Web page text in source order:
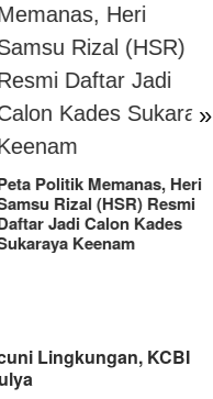
»
Triga Nusantara
Cikarang, Desak
Korupsi PDAM Tirta
Lingkungan, KCBI